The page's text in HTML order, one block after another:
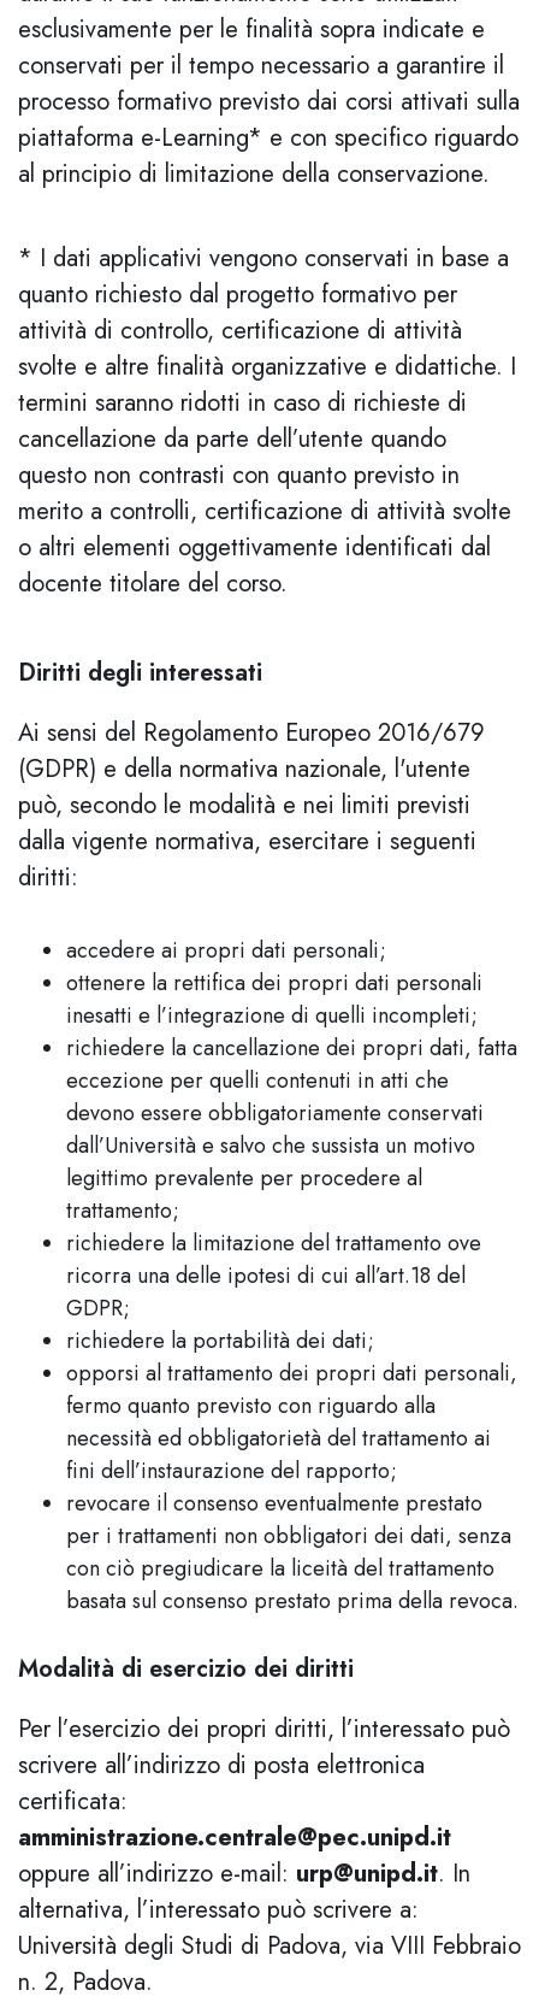
esclusivamente per le finalità sopra indicate e
conservati per il tempo necessario a garantire il
processo formativo previsto dai corsi attivati sulla
piattaforma e-Learning* e con specifico riguardo
al principio di limitazione della conservazione.
* I dati applicativi vengono conservati in base a
quanto richiesto dal progetto formativo per
attività di controllo, certificazione di attività
svolte e altre finalità organizzative e didattiche. I
termini saranno ridotti in caso di richieste di
cancellazione da parte dell’utente quando
questo non contrasti con quanto previsto in
merito a controlli, certificazione di attività svolte
o altri elementi oggettivamente identificati dal
docente titolare del corso.
Diritti degli interessati
Ai sensi del Regolamento Europeo 2016/679
(GDPR) e della normativa nazionale, l'utente
può, secondo le modalità e nei limiti previsti
dalla vigente normativa, esercitare i seguenti
diritti:
accedere ai propri dati personali;
ottenere la rettifica dei propri dati personali
inesatti e l’integrazione di quelli incompleti;
richiedere la cancellazione dei propri dati, fatta
eccezione per quelli contenuti in atti che
devono essere obbligatoriamente conservati
dall’Università e salvo che sussista un motivo
legittimo prevalente per procedere al
trattamento;
richiedere la limitazione del trattamento ove
ricorra una delle ipotesi di cui all’art.18 del
GDPR;
richiedere la portabilità dei dati;
opporsi al trattamento dei propri dati personali,
fermo quanto previsto con riguardo alla
necessità ed obbligatorietà del trattamento ai
fini dell’instaurazione del rapporto;
revocare il consenso eventualmente prestato
per i trattamenti non obbligatori dei dati, senza
con ciò pregiudicare la liceità del trattamento
basata sul consenso prestato prima della revoca.
Modalità di esercizio dei diritti
Per l’esercizio dei propri diritti, l’interessato può
scrivere all’indirizzo di posta elettronica
certificata:
amministrazione.centrale@pec.unipd.it
oppure all’indirizzo e-mail: urp@unipd.it. In
alternativa, l’interessato può scrivere a:
Università degli Studi di Padova, via VIII Febbraio
n. 2, Padova.